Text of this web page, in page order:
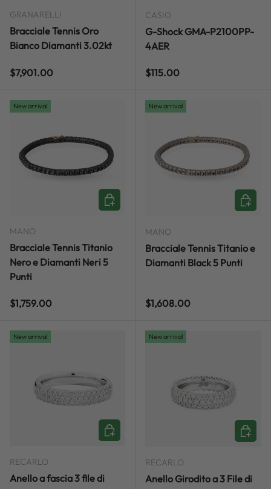
GRANARELLI
Bracciale Tennis Oro
Bianco Diamanti 3.02kt
Regular price
$7,901.00
CASIO
G-Shock GMA-P2100PP-
4AER
Regular price
$115.00
New arrival
MANO
Bracciale Tennis Titanio
Nero e Diamanti Neri 5
Punti
Regular price
$1,759.00
ADD TO CART
New arrival
MANO
Bracciale Tennis Titanio e
Diamanti Black 5 Punti
Regular price
$1,608.00
ADD
New arrival
RECARLO
Anello a fascia 3 file di
ADD TO CART
New arrival
RECARLO
Anello Girodito a 3 File di
ADD